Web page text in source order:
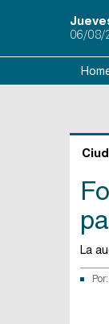
06/08/
La
Por: